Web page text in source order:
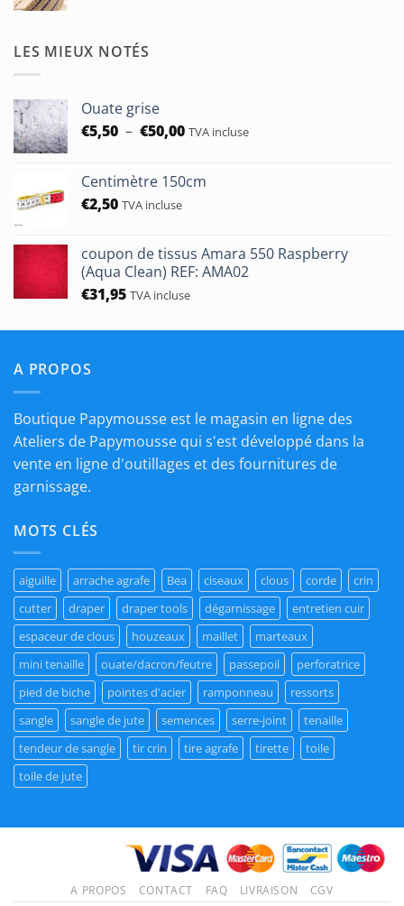
LES MIEUX NOTÉS
Ouate grise
€5,50 – €50,00Plage
€5,50
TVA incluse
Centimètre 150cm
€2,50 TVA incluse
coupon de tissus Amara 550 Raspberry
(Aqua Clean) REF: AMA02
€31,95 TVA incluse
A PROPOS
Boutique Papymousse est le magasin en ligne des
Ateliers de Papymousse qui s'est développé dans la
vente en ligne d'outillages et des fournitures de
garnissage.
MOTS CLÉS
aiguille arrache agrafe Bea ciseaux clous corde
crin
cutter
draper draper tools dégarnissage
entretien cuir
espaceur de clous
houzeaux maillet
marteaux
mini tenaille
ouate/dacron/feutre passepoil
perforatrice
pied de biche
pointes d'acier ramponneau
ressorts
sangle
sangle de jute semences serre-joint
tenaille
tendeur de sangle
tir crin tire agrafe tirette
toile
toile de jute
A PROPOS CONTACT FAQ LIVRAISON CGV